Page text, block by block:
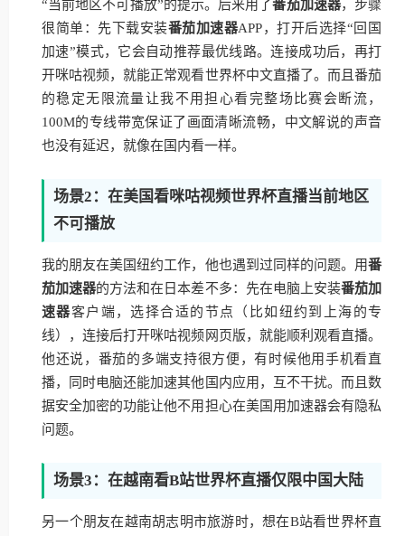
“当前地区不可播放”的提示。后来用了番茄加速器，步骤
很简单：先下载安装番茄加速器APP，打开后选择“回国
加速”模式，它会自动推荐最优线路。连接成功后，再打
开咪咕视频，就能正常观看世界杯中文直播了。而且番茄
的稳定无限流量让我不用担心看完整场比赛会断流，
100M的专线带宽保证了画面清晰流畅，中文解说的声音
也没有延迟，就像在国内看一样。
场景2：在美国看咪咕视频世界杯直播当前地区
不可播放
我的朋友在美国纽约工作，他也遇到过同样的问题。用番
茄加速器的方法和在日本差不多：先在电脑上安装番茄加
速器客户端，选择合适的节点（比如纽约到上海的专
线），连接后打开咪咕视频网页版，就能顺利观看直播。
他还说，番茄的多端支持很方便，有时候他用手机看直
播，同时电脑还能加速其他国内应用，互不干扰。而且数
据安全加密的功能让他不用担心在美国用加速器会有隐私
问题。
场景3：在越南看B站世界杯直播仅限中国大陆
另一个朋友在越南胡志明市旅游时，想在B站看世界杯直